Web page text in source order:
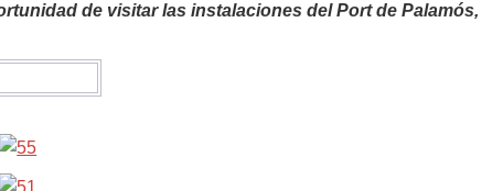
de visitar las instalaciones del Port de Palamós,